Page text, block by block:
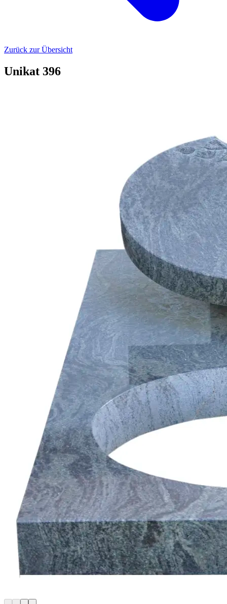
Zurück zur Übersicht
Unikat 396